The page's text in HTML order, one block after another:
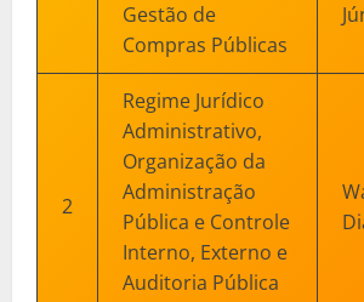
Gestão de
Compras Públicas
2
Regime Jurídico
Administrativo,
Organização da
Administração
Pública e Controle
Interno, Externo e
Auditoria Pública